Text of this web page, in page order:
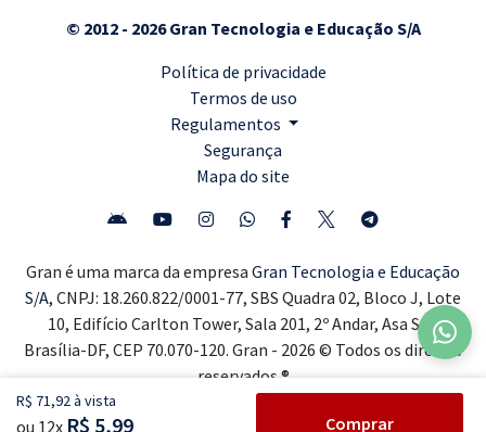
R$ 71,92 à vista
ou 12x R$ 5,99 Comprar
© 2012 - 2026 Gran Tecnologia e Educação S/A
Política de privacidade
Termos de uso
Regulamentos
Segurança
Mapa do site
Gran é uma marca da empresa Gran Tecnologia e Educação
S/A, CNPJ: 18.260.822/0001-77, SBS Quadra 02, Bloco J, Lote
10, Edifício Carlton Tower, Sala 201, 2º Andar, Asa Sul,
Brasília-DF, CEP 70.070-120. Gran - 2026 © Todos os direitos
reservados ®